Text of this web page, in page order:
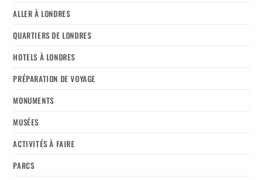
ALLER À LONDRES
QUARTIERS DE LONDRES
HOTELS À LONDRES
PRÉPARATION DE VOYAGE
MONUMENTS
MUSÉES
ACTIVITÉS À FAIRE
PARCS